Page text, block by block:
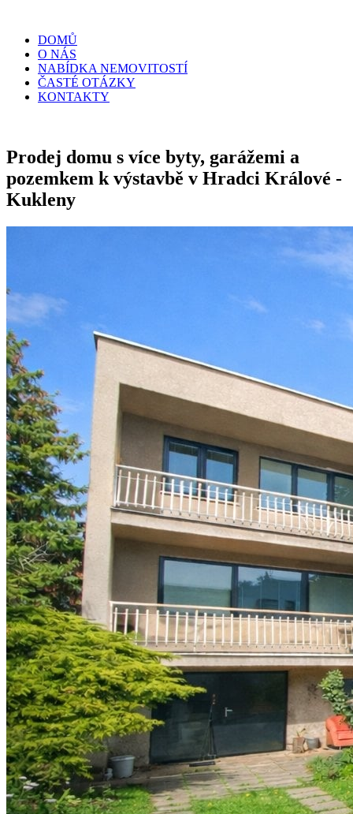
DOMŮ
O NÁS
NABÍDKA NEMOVITOSTÍ
ČASTÉ OTÁZKY
KONTAKTY
Prodej domu s více byty, garážemi a
pozemkem k výstavbě v Hradci Králové -
Kukleny